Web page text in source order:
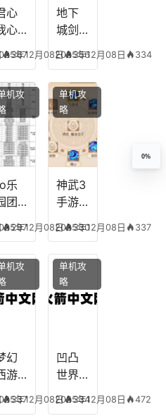
雷
版哪
个组
合平
367
心
心
攻
，
心
心
情
本
年12月08日 356
地下
城剑
能加
点
图，
地下
城剑
神用
什么
装备
2025年12月08日 334
297
乐
团
，
园
装
任
年12月08日 330
机攻
神武3
手游
辅助
技能
加
点，
神武
龙宫
怎么
2025年12月08日 337
单机攻
略
337
幻
游
丹
年12月08日 334
机攻
凹凸
世界
全部
2025年12月08日 472
单机攻
略
0%